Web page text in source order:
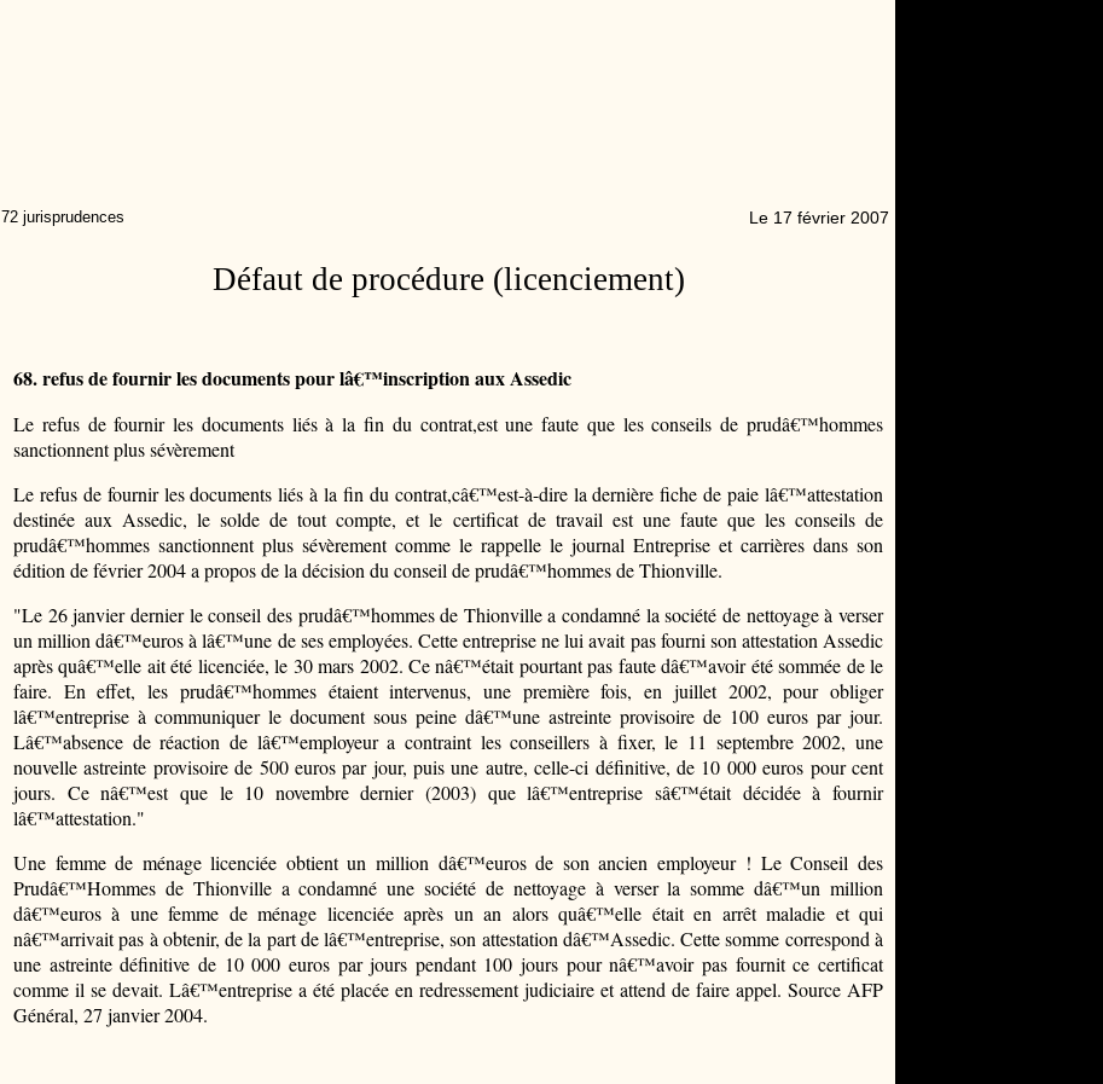
72 jurisprudences Le 17 février 2007
Défaut de procédure (licenciement)
68. refus de fournir les documents pour lâ€™inscription aux Assedic
Le refus de fournir les documents liés à la fin du contrat,est une faute que les conseils de prudâ€™hommes
sanctionnent plus sévèrement
Le refus de fournir les documents liés à la fin du contrat,câ€™est-à-dire la dernière fiche de paie lâ€™attestation
destinée aux Assedic, le solde de tout compte, et le certificat de travail est une faute que les conseils de
prudâ€™hommes sanctionnent plus sévèrement comme le rappelle le journal Entreprise et carrières dans son
édition de février 2004 a propos de la décision du conseil de prudâ€™hommes de Thionville.
"Le 26 janvier dernier le conseil des prudâ€™hommes de Thionville a condamné la société de nettoyage à verser
un million dâ€™euros à lâ€™une de ses employées. Cette entreprise ne lui avait pas fourni son attestation Assedic
après quâ€™elle ait été licenciée, le 30 mars 2002. Ce nâ€™était pourtant pas faute dâ€™avoir été sommée de le
faire. En effet, les prudâ€™hommes étaient intervenus, une première fois, en juillet 2002, pour obliger
lâ€™entreprise à communiquer le document sous peine dâ€™une astreinte provisoire de 100 euros par jour.
Lâ€™absence de réaction de lâ€™employeur a contraint les conseillers à fixer, le 11 septembre 2002, une
nouvelle astreinte provisoire de 500 euros par jour, puis une autre, celle-ci définitive, de 10 000 euros pour cent
jours. Ce nâ€™est que le 10 novembre dernier (2003) que lâ€™entreprise sâ€™était décidée à fournir
lâ€™attestation."
Une femme de ménage licenciée obtient un million dâ€™euros de son ancien employeur ! Le Conseil des
Prudâ€™Hommes de Thionville a condamné une société de nettoyage à verser la somme dâ€™un million
dâ€™euros à une femme de ménage licenciée après un an alors quâ€™elle était en arrêt maladie et qui
nâ€™arrivait pas à obtenir, de la part de lâ€™entreprise, son attestation dâ€™Assedic. Cette somme correspond à
une astreinte définitive de 10 000 euros par jours pendant 100 jours pour nâ€™avoir pas fournit ce certificat
comme il se devait. Lâ€™entreprise a été placée en redressement judiciaire et attend de faire appel. Source AFP
Général, 27 janvier 2004.